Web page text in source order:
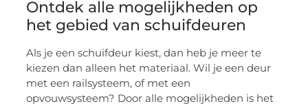
Ontdek alle mogelijkheden op
het gebied van schuifdeuren
Als je een schuifdeur kiest, dan heb je meer te
kiezen dan alleen het materiaal. Wil je een deur
met een railsysteem, of met een
opvouwsysteem? Door alle mogelijkheden is het